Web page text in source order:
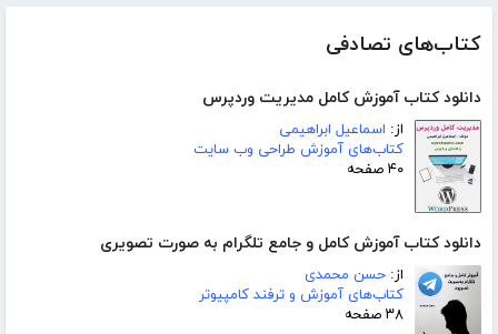
کتاب‌های تصادفی
دانلود کتاب آموزش کامل مدیریت وردپرس
از: اسماعیل ابراهیمی
کتاب‌های آموزش طراحی وب سایت
۴۰ صفحه
دانلود کتاب آموزش کامل و جامع تلگرام به صورت تصویری
از: حسن محمدی
کتاب‌های آموزش و ترفند کامپیوتر
۳۸ صفحه